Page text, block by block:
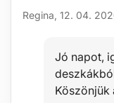
Biztonság
Regina, 12. 04.
Jó napot,
Köszönjük